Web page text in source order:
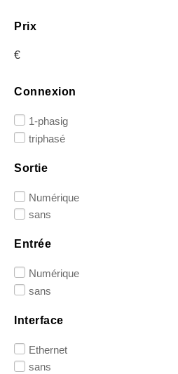
Prix
€
Connexion
1-phasig
triphasé
Sortie
Numérique
sans
Entrée
Numérique
sans
Interface
Ethernet
sans